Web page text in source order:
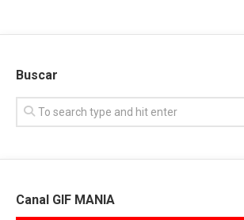
Buscar
Canal GIF MANIA